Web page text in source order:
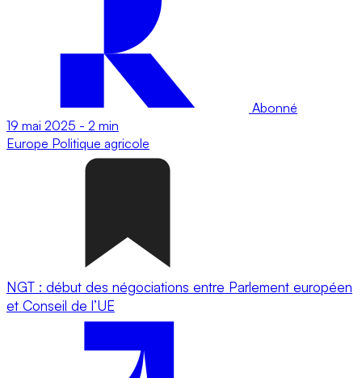
Abonné
19 mai 2025 - 2 min
Europe Politique agricole
NGT : début des négociations entre Parlement européen
et Conseil de l’UE